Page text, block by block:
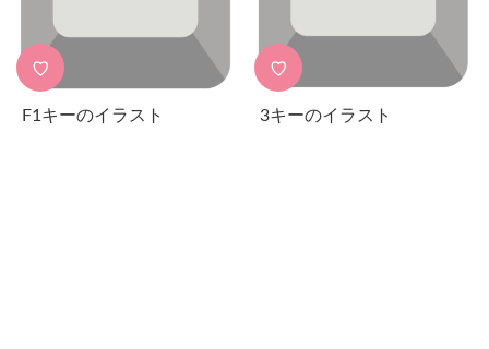
♡
F1キーのイラスト
♡
3キーのイラスト